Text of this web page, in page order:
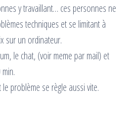
y travaillant… ces personnes ne
techniques et se limitant à
sur un ordinateur.
le chat, (voir meme par mail) et
problème se règle aussi vite.